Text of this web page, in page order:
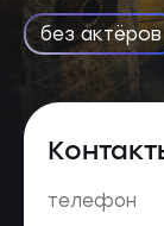
без актёров
телефон